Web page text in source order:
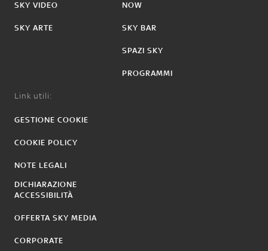
SKY VIDEO
SKY ARTE
NOW
SKY BAR
SPAZI SKY
PROGRAMMI
Link utili:
GESTIONE COOKIE
COOKIE POLICY
NOTE LEGALI
DICHIARAZIONE
ACCESSIBILITÀ
OFFERTA SKY MEDIA
CORPORATE